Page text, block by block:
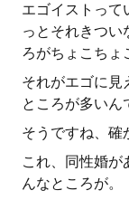
エゴイストって
っとそれきつい
ろがちょこちょ
それがエゴに見
ところが多いん
そうですね、確
これ、同性婚が
んなところが。